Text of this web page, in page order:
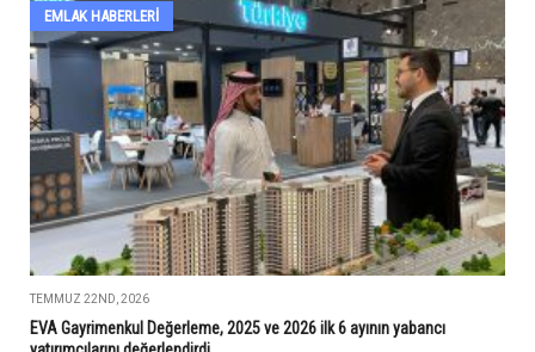
EMLAK HABERLERI
TEMMUZ 22ND, 2026
EVA Gayrimenkul Değerleme, 2025 ve 2026 ilk 6 ayının yabancı